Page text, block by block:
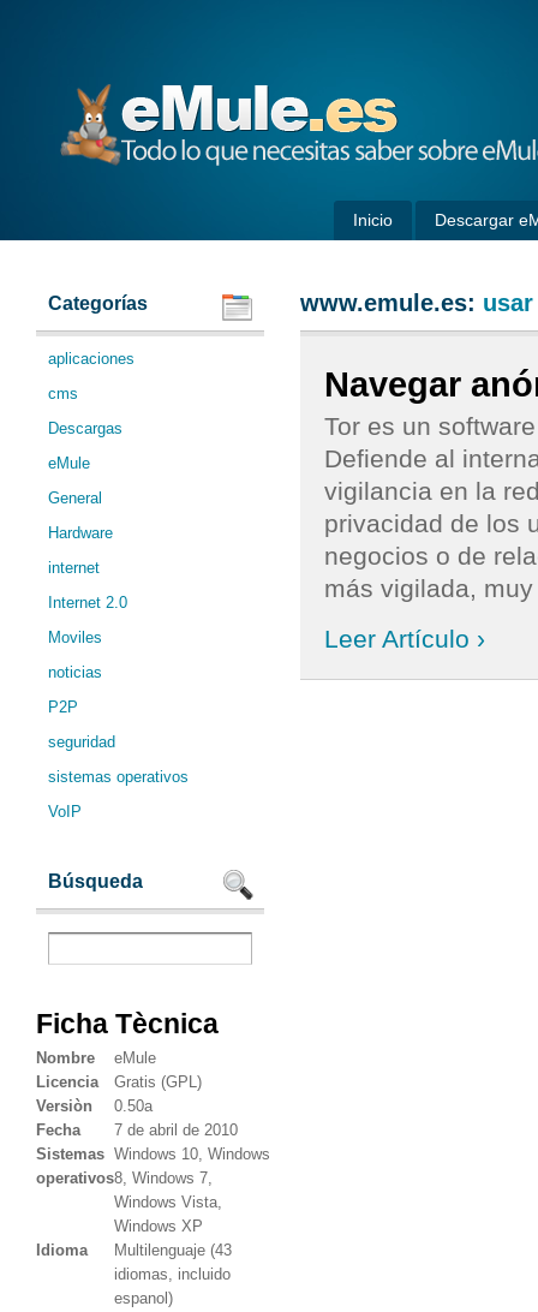
Inicio Descargar
Categorías
aplicaciones
cms
Descargas
eMule
General
Hardware
internet
Internet 2.0
Moviles
noticias
P2P
seguridad
sistemas operativos
VoIP
Búsqueda
Ficha Tècnica
Nombre
eMule
Licencia
Gratis (GPL)
Versiòn
0.50a
Fecha
7 de abril de 2010
Sistemas
operativos
Windows 10, Windows
8, Windows 7,
Windows Vista,
Windows XP
Idioma
Multilenguaje (43
idiomas, incluido
espanol)
www.emule.es:
Navegar
Tor es un
Defiende al
vigilancia en la
privacidad de los
negocios o de
más vigilada,
Leer Artículo ›